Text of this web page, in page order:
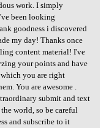
work. I simply
been looking
goodness i discovered
my day! Thanks once
content material! I've
your points and have
you are right
You are awesome .
submit and text
world, so be careful
and subscribe to it